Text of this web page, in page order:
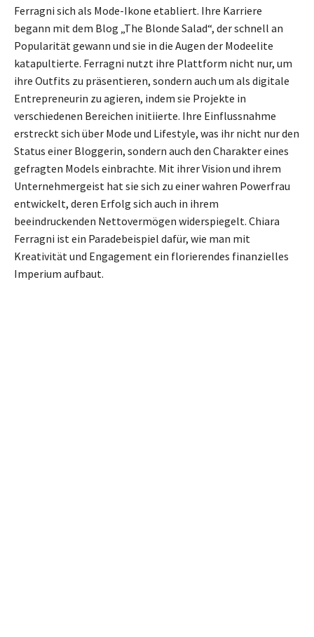
Ferragni sich als Mode-Ikone etabliert. Ihre Karriere
begann mit dem Blog „The Blonde Salad“, der schnell an
Popularität gewann und sie in die Augen der Modeelite
katapultierte. Ferragni nutzt ihre Plattform nicht nur, um
ihre Outfits zu präsentieren, sondern auch um als digitale
Entrepreneurin zu agieren, indem sie Projekte in
verschiedenen Bereichen initiierte. Ihre Einflussnahme
erstreckt sich über Mode und Lifestyle, was ihr nicht nur den
Status einer Bloggerin, sondern auch den Charakter eines
gefragten Models einbrachte. Mit ihrer Vision und ihrem
Unternehmergeist hat sie sich zu einer wahren Powerfrau
entwickelt, deren Erfolg sich auch in ihrem
beeindruckenden Nettovermögen widerspiegelt. Chiara
Ferragni ist ein Paradebeispiel dafür, wie man mit
Kreativität und Engagement ein florierendes finanzielles
Imperium aufbaut.